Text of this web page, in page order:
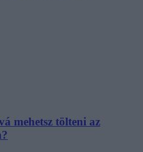
mehetsz tölteni az